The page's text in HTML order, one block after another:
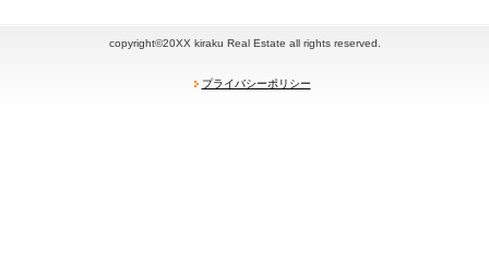
copyright©20XX kiraku Real Estate all rights reserved.
プライバシーポリシー